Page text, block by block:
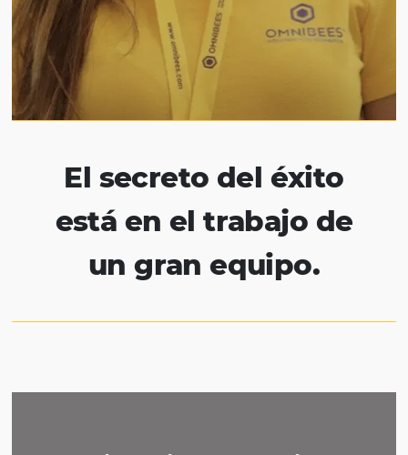
Nosotros hablamos el mismo idioma
Contamos con un equipo local, capaz de
simplificar su viaje
Tenemos el mismo objetivo
Nuestro éxito está en tu